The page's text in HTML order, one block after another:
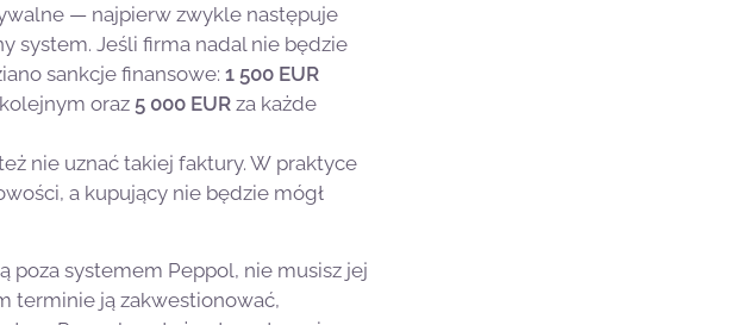
— najpierw zwykle następuje
system. Jeśli firma nadal nie będzie
sankcje finansowe: 1 500 EUR
oraz 5 000 EUR za każde
nie uznać takiej faktury. W praktyce
a kupujący nie będzie mógł
poza systemem Peppol, nie musisz jej
terminie ją zakwestionować,